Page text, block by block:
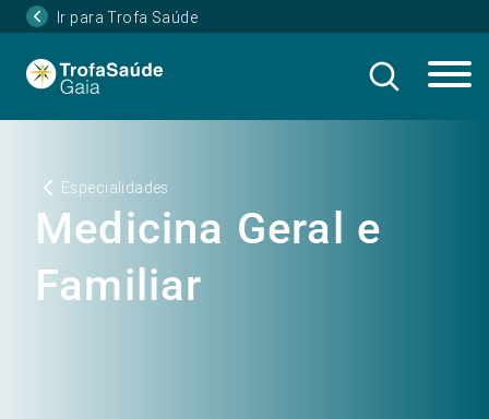
Ir para Trofa Saúde
Especialidades
Medicina Geral e
Familiar